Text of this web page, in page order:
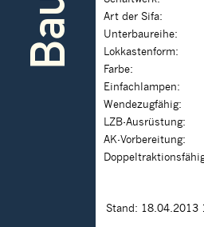
Art der Sifa:
Unterbaureihe:
Lokkastenform:
Farbe:
Einfachlampen:
Wendezugfähig:
LZB-Ausrüstung:
AK-Vorbereitung:
Stand: 18.04.2013